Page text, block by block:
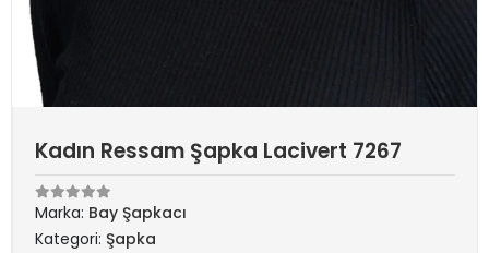
Kadın Ressam Şapka Lacivert 7267
Marka: Bay Şapkacı
Kategori: Şapka